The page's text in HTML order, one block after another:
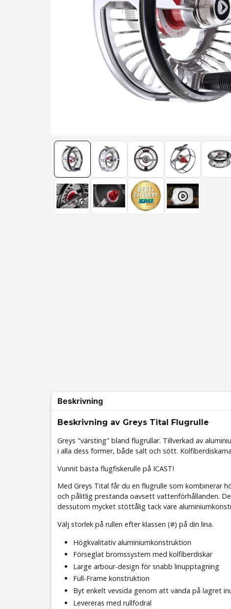
Beskrivning
Beskrivning av Greys Tital Flugrulle
Greys "värsting" bland flugrullar. Tillverkad av
i alla dess former, både salt och sött.
Vunnit bästa flugfiskerulle på ICAST!
Med Greys Tital får du en flugrulle som kombinerar
och pålitlig prestanda oavsett vattenförhållanden.
dessutom mycket stöttålig tack vare
Välj storlek på rullen efter klassen (#) på din lina.
Högkvalitativ aluminiumkonstruktion
Förseglat bromssystem med kolfiberdiskar
Large arbour-design för snabb linupptagning
Full-Frame konstruktion
Byt enkelt vevsida genom att vända på lagret
Levereras med rullfodral